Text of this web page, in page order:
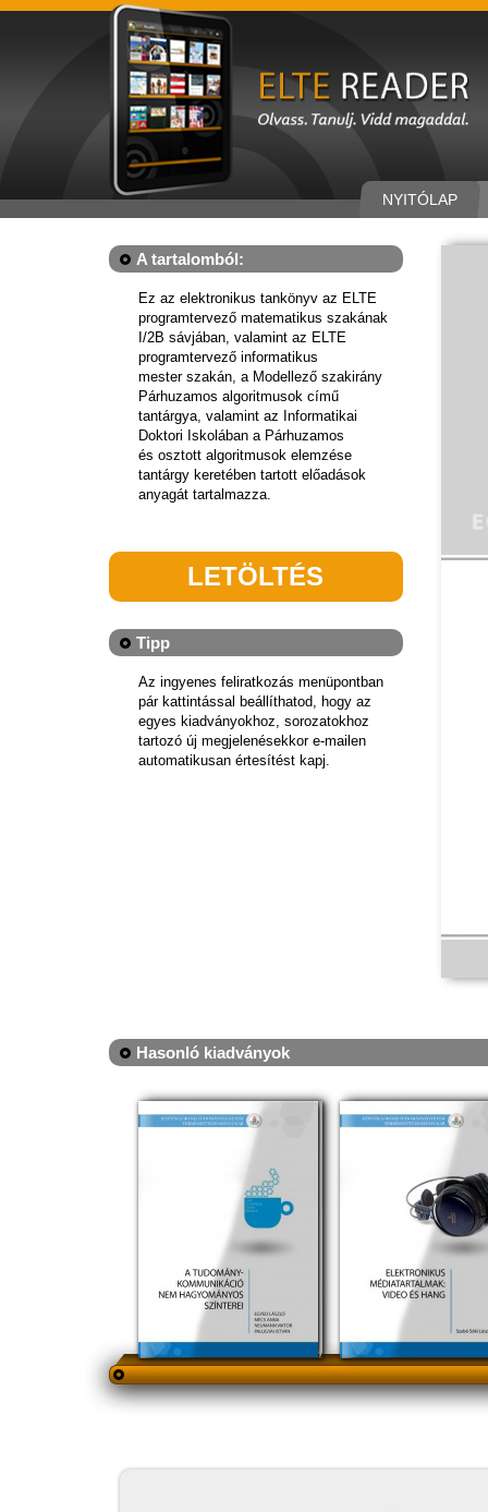
NYITÓLAP
A tartalomból:
Ez az elektronikus tankönyv az ELTE
programtervező matematikus szakának
I/2B sávjában, valamint az ELTE
programtervező informatikus
mester szakán, a Modellező szakirány
Párhuzamos algoritmusok című
tantárgya, valamint az Informatikai
Doktori Iskolában a Párhuzamos
és osztott algoritmusok elemzése
tantárgy keretében tartott előadások
anyagát tartalmazza.
LETÖLTÉS
Tipp
Az ingyenes feliratkozás menüpontban
pár kattintással beállíthatod, hogy az
egyes kiadványokhoz, sorozatokhoz
tartozó új megjelenésekkor e-mailen
automatikusan értesítést kapj.
Hasonló kiadványok